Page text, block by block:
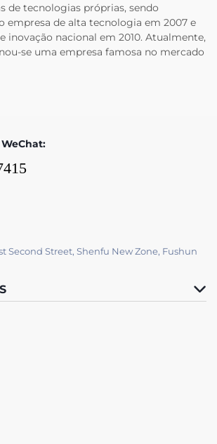
de tecnologias próprias, sendo
empresa de alta tecnologia em 2007 e
inovação nacional em 2010. Atualmente,
se uma empresa famosa no mercado
Second Street, Shenfu New Zone, Fushun